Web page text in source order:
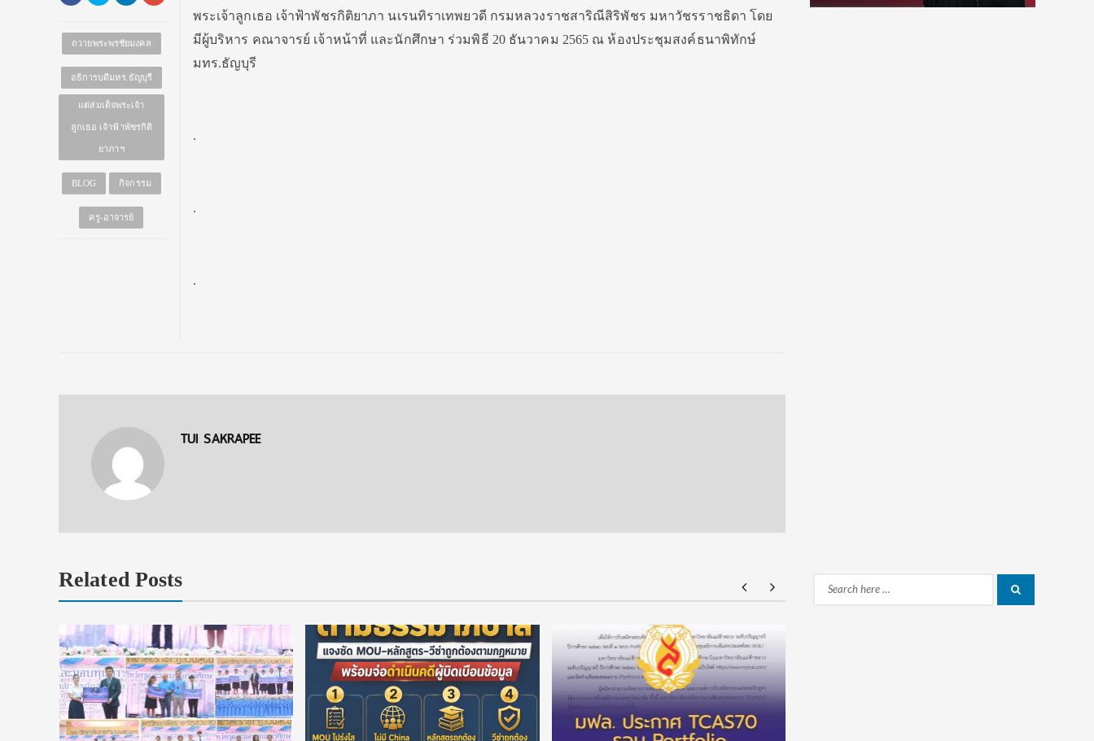
ถวายพระพรชัยมงคล
อธิการบดีมทร.ธัญบุรี
แด่สมเด็จพระเจ้า
ลูกเธอ เจ้าฟ้าพัชรกิติ
ยาภาฯ
BLOG กิจกรรม
ครู-อาจารย์
พระเจ้าลูกเธอ เจ้าฟ้าพัชรกิติยาภา นเรนทิราเทพยวดี กรมหลวงราชสาริณีสิริพัชร มหาวัชรราชธิดา โดย
มีผู้บริหาร คณาจารย์ เจ้าหน้าที่ และนักศึกษา ร่วมพิธี 20 ธันวาคม 2565 ณ ห้องประชุมสงค์ธนาพิทักษ์
มทร.ธัญบุรี
.
.
.
TUI SAKRAPEE
Related Posts
Search